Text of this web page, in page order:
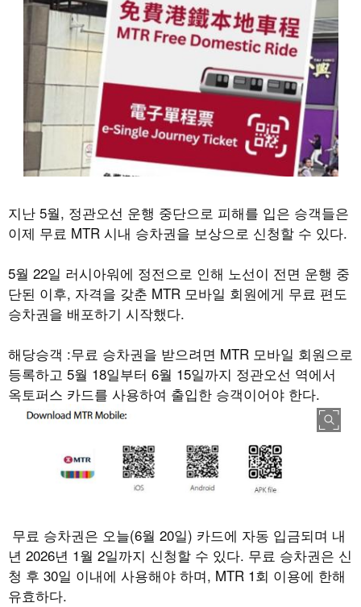
지난 5월, 정관오선 운행 중단으로 피해를 입은 승객들은
이제 무료 MTR 시내 승차권을 보상으로 신청할 수 있다.
5월 22일 러시아워에 정전으로 인해 노선이 전면 운행 중
단된 이후, 자격을 갖춘 MTR 모바일 회원에게 무료 편도
승차권을 배포하기 시작했다.
해당승객 :무료 승차권을 받으려면 MTR 모바일 회원으로
등록하고 5월 18일부터 6월 15일까지 정관오선 역에서
옥토퍼스 카드를 사용하여 출입한 승객이어야 한다.
무료 승차권은 오늘(6월 20일) 카드에 자동 입금되며 내
년 2026년 1월 2일까지 신청할 수 있다. 무료 승차권은 신
청 후 30일 이내에 사용해야 하며, MTR 1회 이용에 한해
유효하다.